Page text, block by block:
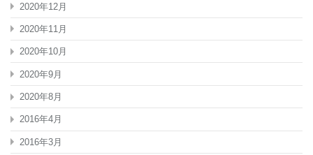
2020年12月
2020年11月
2020年10月
2020年9月
2020年8月
2016年4月
2016年3月